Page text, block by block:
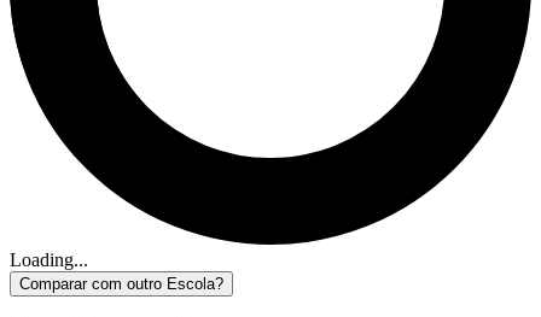
Loading...
Comparar com outro Escola?